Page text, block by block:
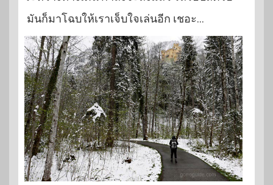
มันก็มาโฉบให้เราเจ็บใจเล่นอีก เชอะ…